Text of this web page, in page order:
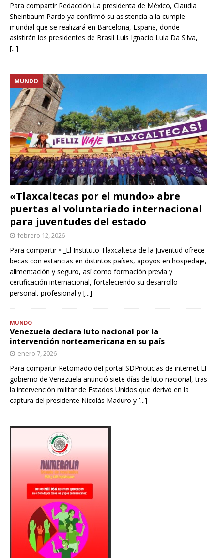
Para compartir Redacción La presidenta de México, Claudia
Sheinbaum Pardo ya confirmó su asistencia a la cumple
mundial que se realizará en Barcelona, España, donde
asistirán los presidentes de Brasil Luis Ignacio Lula Da Silva,
[...]
«Tlaxcaltecas por el mundo» abre
puertas al voluntariado internacional
para juventudes del estado
MUNDO
febrero 12, 2026
Para compartir • _El Instituto Tlaxcalteca de la Juventud ofrece
becas con estancias en distintos países, apoyos en hospedaje,
alimentación y seguro, así como formación previa y
certificación internacional, fortaleciendo su desarrollo
personal, profesional y [...]
MUNDO
Venezuela declara luto nacional por la
intervención norteamericana en su país
enero 7, 2026
Para compartir Retomado del portal SDPnoticias de internet El
gobierno de Venezuela anunció siete días de luto nacional, tras
la intervención militar de Estados Unidos que derivó en la
captura del presidente Nicolás Maduro y [...]